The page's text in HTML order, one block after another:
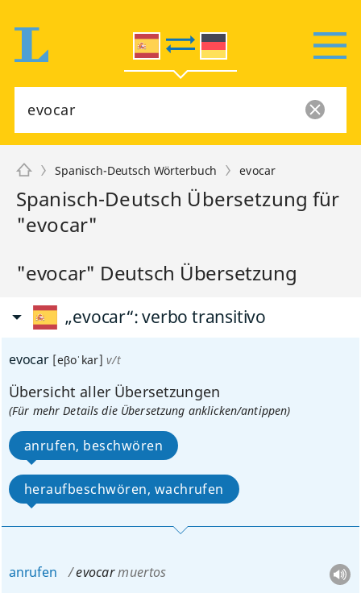
Spanisch-Deutsch Wörterbuch evocar
Spanisch-Deutsch Übersetzung für
"evocar"
"evocar" Deutsch Übersetzung
„evocar“: verbo transitivo
evocar [eβoˈkar] v/t
Übersicht aller Übersetzungen
(Für mehr Details die Übersetzung anklicken/antippen)
anrufen, beschwören
heraufbeschwören, wachrufen
anrufen evocarmuertos